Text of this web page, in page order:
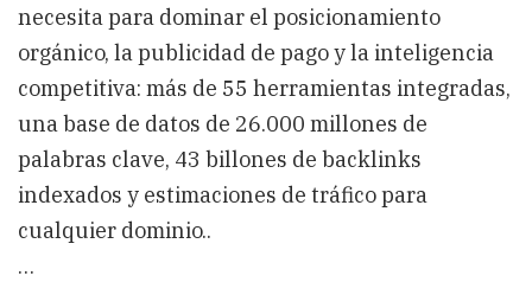
necesita para dominar el posicionamiento
orgánico, la publicidad de pago y la inteligencia
competitiva: más de 55 herramientas integradas,
una base de datos de 26.000 millones de
palabras clave, 43 billones de backlinks
indexados y estimaciones de tráfico para
cualquier dominio..
…